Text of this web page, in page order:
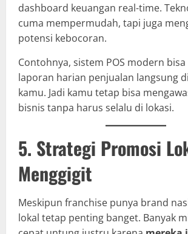
dashboard keuangan real-time.
cuma mempermudah, tapi juga
potensi kebocoran.
Contohnya, sistem POS modern
laporan harian penjualan langsung
kamu. Jadi kamu tetap bisa
bisnis tanpa harus selalu di lokasi.
5. Strategi Promosi
Menggigit
Meskipun franchise punya brand
lokal tetap penting banget. Banyak